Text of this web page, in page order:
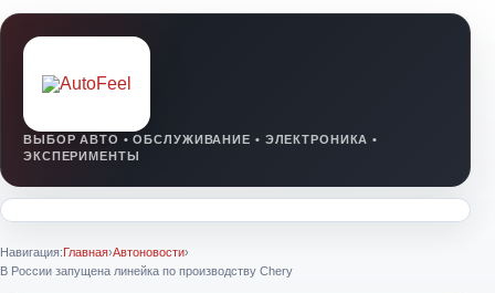
Навигация:Главная›Автоновости›
В России запущена линейка по производству Chery